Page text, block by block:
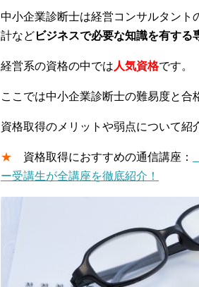
中小企業診断士は経営コンサルタン
計などビジネスで必要な知識を有する
経営系の資格の中では 人気資格です。
ここでは中小企業診断士の難易度と合
資格取得のメリットや弱点について紹
★ 資格取得におすすめの通信講座：
ー受講生が全講座を徹底紹介！